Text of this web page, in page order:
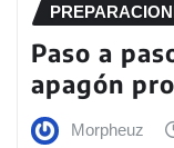
Paso a
apagón
Morpheuz